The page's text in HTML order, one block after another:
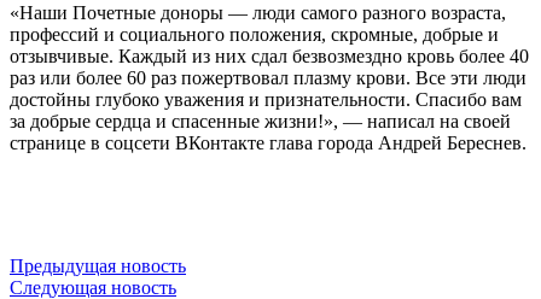
«Наши Почетные доноры — люди самого разного возраста,
профессий и социального положения, скромные, добрые и
отзывчивые. Каждый из них сдал безвозмездно кровь более 40
раз или более 60 раз пожертвовал плазму крови. Все эти люди
достойны глубоко уважения и признательности. Спасибо вам
за добрые сердца и спасенные жизни!», — написал на своей
странице в соцсети ВКонтакте глава города Андрей Береснев.
Предыдущая новость
Следующая новость